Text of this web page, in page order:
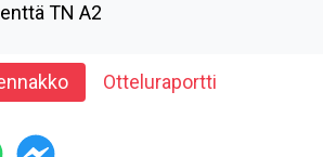
TN A2
Otteluraportti